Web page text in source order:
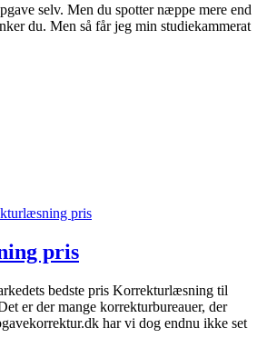
selv. Men du spotter næppe mere end
du. Men så får jeg min studiekammerat
pris
pris
bedste pris Korrekturlæsning til
er der mange korrekturbureauer, der
har vi dog endnu ikke set